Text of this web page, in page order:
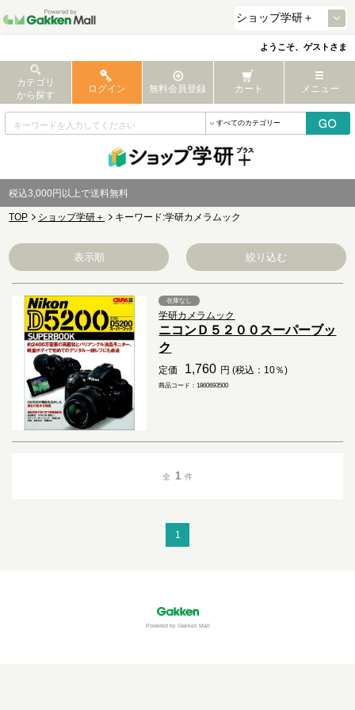
ようこそ、ゲストさま
カテゴリ
から探す
ログイン 無料会員登録 カート メニュー
税込3,000円以上で送料無料
TOP ショップ学研＋ キーワード:学研カメラムック
表示順 絞り込む
在庫なし
学研カメラムック
ニコンＤ５２００スーパーブッ
ク
定価 1,760 円 (税込：10％)
商品コード：1860693500
全 1 件
1
Powered by Gakken Mall